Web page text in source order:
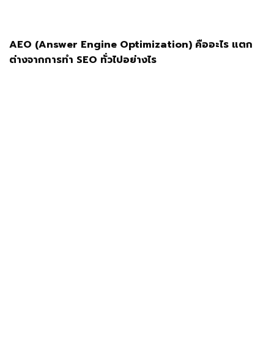
AEO (Answer Engine Optimization) คืออะไร แตก
ต่างจากการทำ SEO ทั่วไปอย่างไร